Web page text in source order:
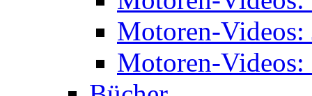
Motoren-Videos:
Motoren-Videos: